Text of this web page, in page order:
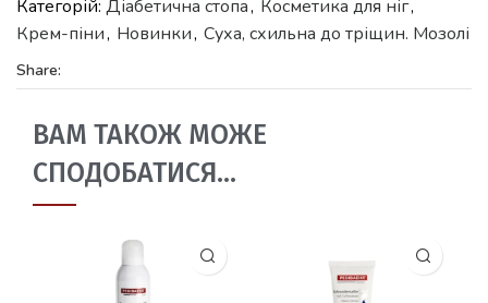
Категорій: Діабетична стопа, Косметика для ніг,
Крем-піни, Новинки, Суха, схильна до тріщин. Мозолі
Share:
ВАМ ТАКОЖ МОЖЕ
СПОДОБАТИСЯ…